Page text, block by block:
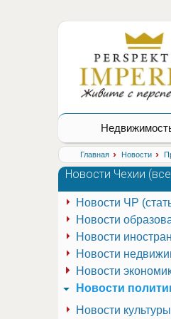
Главная › Новости ›
Новости Чехии (
Новости
Новости ЧР